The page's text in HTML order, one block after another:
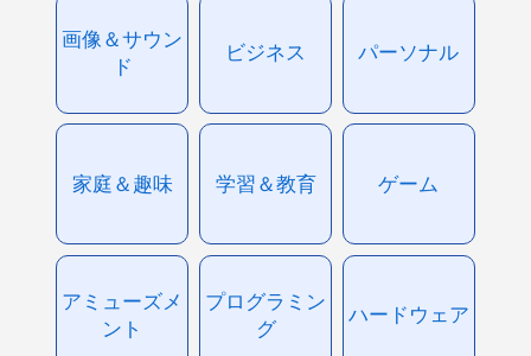
画像＆サウン
ド
ビジネス パーソナル
家庭＆趣味 学習＆教育 ゲーム
アミューズメ
ント
プログラミン
グ
ハードウェア